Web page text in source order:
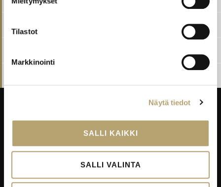
Tilastot
Markkinointi
Näytä tiedot
SALLI KAIKKI
SALLI VALINTA
Taitajantie 2B,
45100 Kouvola